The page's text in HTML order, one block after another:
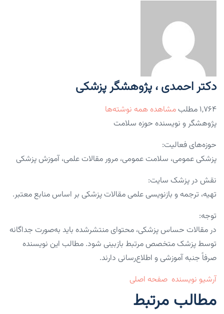
دکتر احمدی ، پژوهشگر پزشکی
۱,۷۶۴ مطلب
مشاهده همه نوشته‌ها
پژوهشگر و نویسنده حوزه سلامت
حوزه‌های فعالیت:
پزشکی عمومی، سلامت عمومی، مرور مقالات علمی، آموزش پزشکی
نقش در پزشک سایت:
تهیه، ترجمه و بازنویسی علمی مقالات پزشکی بر اساس منابع معتبر.
توجه:
در مقالات حساس پزشکی، محتوای منتشرشده باید به‌صورت جداگانه
توسط پزشک متخصص مرتبط بازبینی شود. مطالب این نویسنده
صرفاً جنبه آموزشی و اطلاع‌رسانی دارند.
آرشیو نویسنده صفحه اصلی
مطالب مرتبط